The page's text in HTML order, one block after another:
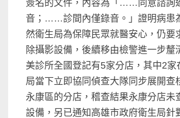
簽名的文件，內容為「……同意諮詢
音；……診間內僅錄音。」證明病患
然衛生局為保障民眾就醫安心，仍要
除攝影設備，後續移由檢警進一步釐
美診所全國登記有5家分店，其中2家
局當下立即協同偵查大隊同步展開查
永康區的分店，稽查結果永康分店未
設備，另已通知高雄市政府衛生局針